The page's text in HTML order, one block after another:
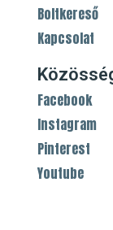
Boltkereső
Kapcsolat
Facebook
Instagram
Pinterest
Youtube